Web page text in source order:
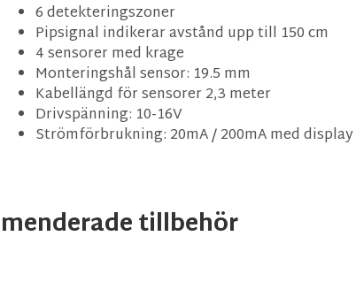
6 detekteringszoner
Pipsignal indikerar avstånd upp till 150 cm
4 sensorer med krage
Monteringshål sensor: 19.5 mm
Kabellängd för sensorer 2,3 meter
Drivspänning: 10-16V
Strömförbrukning: 20mA / 200mA med
tillbehör